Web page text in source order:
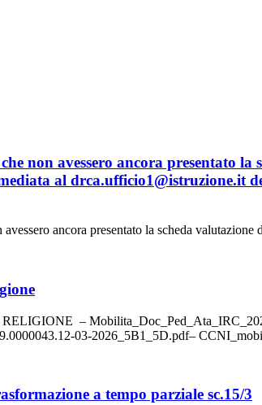
al drca.ufficio1@istruzione.it
ancora presentato la scheda
–
03-2026_5B1_5D.pdf–
a tempo parziale sc.15/3